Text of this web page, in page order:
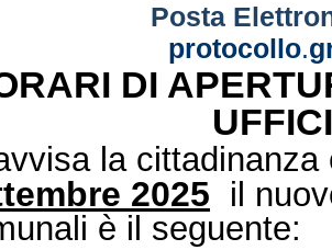
Posta
protocollo.
DI
la
2025 il
è il seguente: